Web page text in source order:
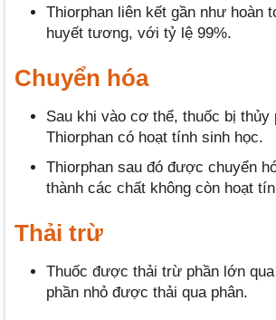
Thiorphan liên kết gần như hoàn
huyết tương, với tỷ lệ 99%.
Chuyển hóa
Sau khi vào cơ thể, thuốc bị thủy
Thiorphan có hoạt tính sinh học.
Thiorphan sau đó được chuyển
thành các chất không còn hoạt
Thải trừ
Thuốc được thải trừ phần lớn
phần nhỏ được thải qua phân.